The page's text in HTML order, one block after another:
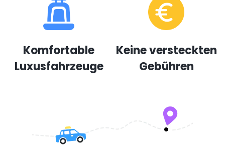
Komfortable
Luxusfahrzeuge
Keine versteckten
Gebühren